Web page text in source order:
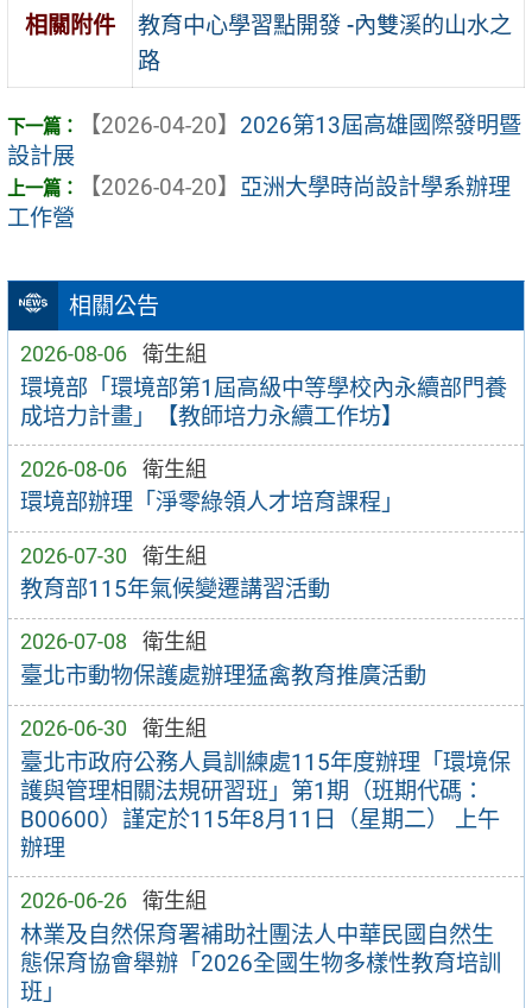
相關公告
2026-08-06 衛生組
環境部「環境部第1屆高級中等學校內永續部門養
成培力計畫」【教師培力永續工作坊】
2026-08-06 衛生組
環境部辦理「淨零綠領人才培育課程」
2026-07-30 衛生組
教育部115年氣候變遷講習活動
2026-07-08 衛生組
臺北市動物保護處辦理猛禽教育推廣活動
2026-06-30 衛生組
臺北市政府公務人員訓練處115年度辦理「環境保
護與管理相關法規研習班」第1期（班期代碼：
B00600）謹定於115年8月11日（星期二） 上午
辦理
2026-06-26 衛生組
林業及自然保育署補助社團法人中華民國自然生
態保育協會舉辦「2026全國生物多樣性教育培訓
班」
相關附件
教育中心學習點開發 -內雙溪的山水之
路
【2026-04-20】 2026第13屆高雄國際發明暨
設計展
【2026-04-20】 亞洲大學時尚設計學系辦理
工作營